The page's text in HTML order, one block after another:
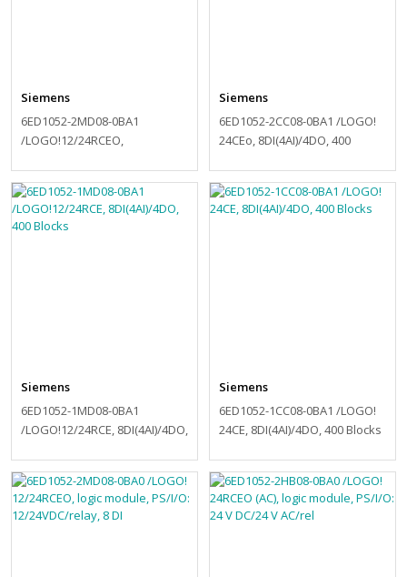
Siemens
6ED1052-2MD08-0BA1
/LOGO!12/24RCEO,
Siemens
6ED1052-2CC08-0BA1 /LOGO!
24CEo, 8DI(4AI)/4DO, 400
Siemens
6ED1052-1MD08-0BA1
/LOGO!12/24RCE, 8DI(4AI)/4DO,
Siemens
6ED1052-1CC08-0BA1 /LOGO!
24CE, 8DI(4AI)/4DO, 400 Blocks